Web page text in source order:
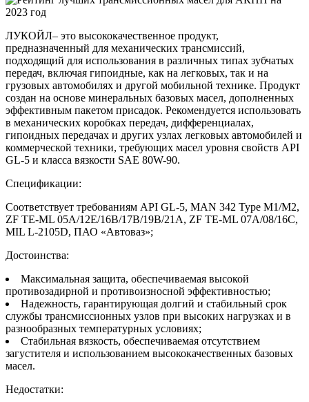
ЛУКОЙЛ– это высококачественное продукт,
предназначенный для механических трансмиссий,
подходящий для использования в различных типах зубчатых
передач, включая гипоидные, как на легковых, так и на
грузовых автомобилях и другой мобильной технике. Продукт
создан на основе минеральных базовых масел, дополненных
эффективным пакетом присадок. Рекомендуется использовать
в механических коробках передач, дифференциалах,
гипоидных передачах и других узлах легковых автомобилей и
коммерческой техники, требующих масел уровня свойств API
GL-5 и класса вязкости SAE 80W-90.
Спецификации:
Соответствует требованиям API GL-5, MAN 342 Type M1/M2,
ZF TE-ML 05A/12E/16B/17B/19B/21A, ZF TE-ML 07A/08/16C,
MIL L-2105D, ПАО «Автоваз»;
Достоинства:
Максимальная защита, обеспечиваемая высокой
противозадирной и противоизносной эффективностью;
Надежность, гарантирующая долгий и стабильный срок
службы трансмиссионных узлов при высоких нагрузках и в
разнообразных температурных условиях;
Стабильная вязкость, обеспечиваемая отсутствием
загустителя и использованием высококачественных базовых
масел.
Недостатки: